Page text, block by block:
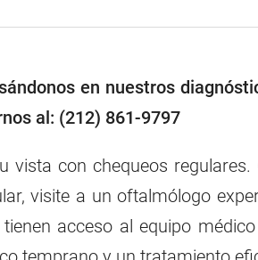
en nuestros
al: (212) 861-9797
vista con chequeos
visite a un oftalmólogo
acceso al equipo